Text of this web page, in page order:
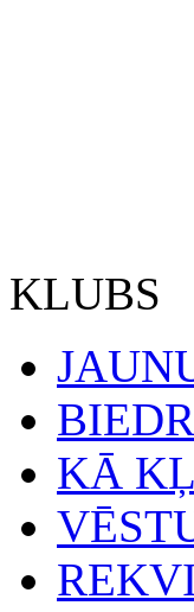
KLUBS
KĀ